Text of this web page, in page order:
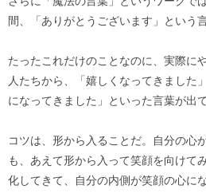
間、「ありがとうございます」という
たったこれだけのことなのに、実際に
人たちから、「嬉しくなってきました
になってきました」といった言葉が出
コツは、形から入ることだ。自分の心
も、あえて形から入って笑顔を向けて
化してきて、自分の内側が笑顔の心に